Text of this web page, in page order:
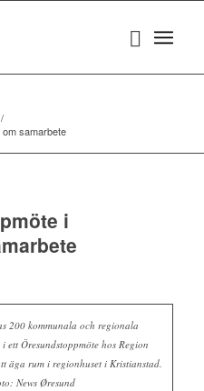
/
samarbete
i
200 kommunala och regionala
ett Öresundstoppmöte hos Region
äga rum i regionhuset i Kristianstad.
News Øresund